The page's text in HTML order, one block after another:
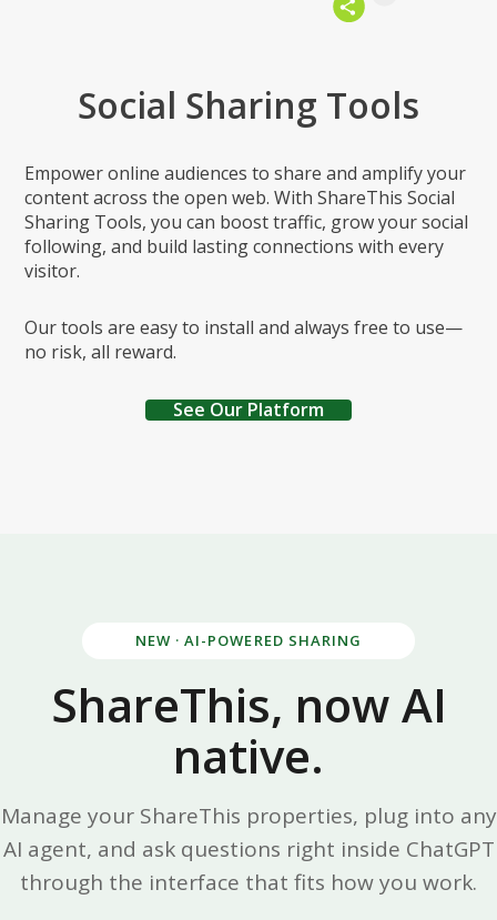
Social Sharing Tools
Empower online audiences to share and amplify your
content across the open web. With ShareThis Social
Sharing Tools, you can boost traffic, grow your social
following, and build lasting connections with every
visitor.
Our tools are easy to install and always free to use—
no risk, all reward.
See Our Platform
NEW · AI-POWERED SHARING
ShareThis, now AI
native.
Manage your ShareThis properties, plug into any
AI agent, and ask questions right inside ChatGPT
through the interface that fits how you work.